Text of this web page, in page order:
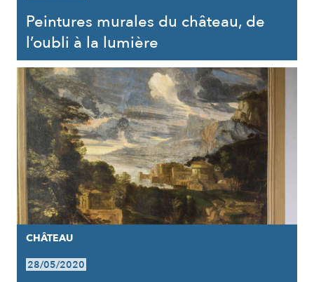
Peintures murales du château, de
l’oubli à la lumière
CHÂTEAU
28/05/2020